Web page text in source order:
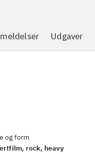
Udgaver
og form
rock, heavy